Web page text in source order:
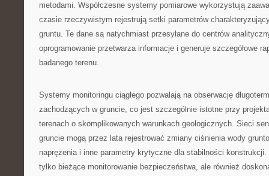
metodami. Współczesne systemy pomiarowe wykorzystują
czasie rzeczywistym rejestrują setki parametrów
gruntu. Te dane są natychmiast przesyłane do centrów
oprogramowanie przetwarza informacje i generuje szczegółowe
badanego terenu.
Systemy monitoringu ciągłego pozwalają na obserwację
zachodzących w gruncie, co jest szczególnie istotne przy
terenach o skomplikowanych warunkach geologicznych. Sieci
gruncie mogą przez lata rejestrować zmiany ciśnienia wody
naprężenia i inne parametry krytyczne dla stabilności konstrukcji.
tylko bieżące monitorowanie bezpieczeństwa, ale również